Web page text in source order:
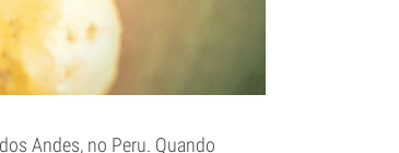
Andes, no Peru. Quando